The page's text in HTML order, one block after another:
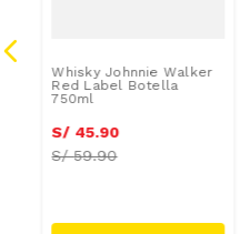
Whisky Johnnie Walker
Red Label Botella
750ml
S/ 45.90
S/59.90